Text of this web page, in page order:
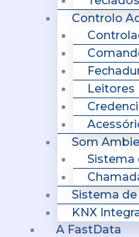
Controlo
Leitores
Som
Sistema
Sistema
KNX
A FastData